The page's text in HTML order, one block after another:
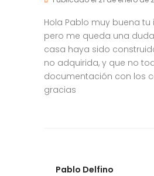
Hola Pablo muy buena
pero me queda una
casa haya sido
no adquirida, y que no
documentación con los
gracias
Pablo Delfino